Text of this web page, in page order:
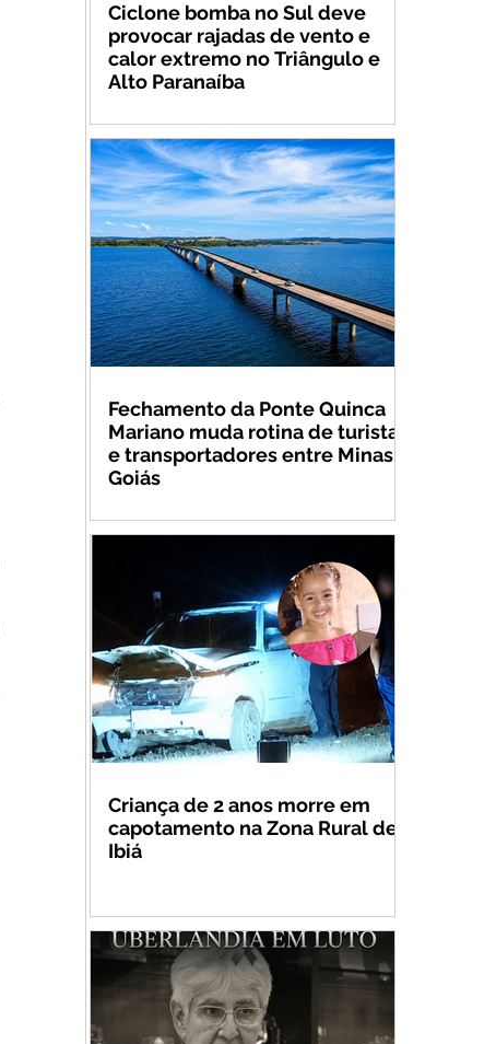
Ciclone bomba no Sul deve
provocar rajadas de vento e
calor extremo no Triângulo e
Alto Paranaíba
Fechamento da Ponte Quinca
Mariano muda rotina de turistas
e transportadores entre Minas e
Goiás
Criança de 2 anos morre em
capotamento na Zona Rural de
Ibiá